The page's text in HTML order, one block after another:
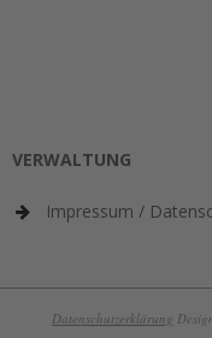
VERWALTUNG
Impressum /
Datenschutzerklärung